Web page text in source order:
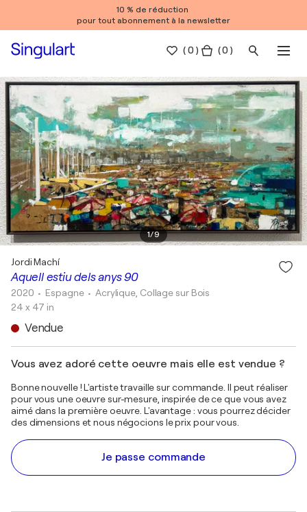
10 % de réduction
pour tout abonnement à la newsletter
(0 ) ( 0 )
1/9
Aquell estiu dels anys 90
Jordi Machí
2020 • Espagne • Acrylique, Collage sur Bois
24 x 47 in
Vendue
Vous avez adoré cette oeuvre mais elle est vendue ?
Bonne nouvelle ! L'artiste travaille sur commande. Il peut réaliser
pour vous une oeuvre sur-mesure, inspirée de ce que vous avez
aimé dans la première oeuvre. L'avantage : vous pourrez décider
des dimensions et nous négocions le prix pour vous.
Je passe commande